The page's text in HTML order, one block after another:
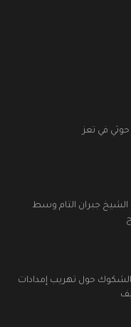
في تعز
الشيخ جبران التام وسط
الشكوك حول تهريب إمدادات